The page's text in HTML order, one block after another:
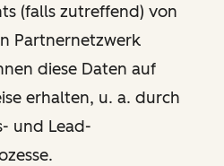
(falls zutreffend) von
Partnernetzwerk
diese Daten auf
erhalten, u. a. durch
und Lead-